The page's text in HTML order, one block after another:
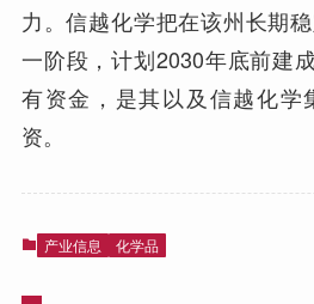
力。信越化学把在该州长期
一阶段，计划2030年底前建
有资金，是其以及信越化学
资。
产业信息 化学品